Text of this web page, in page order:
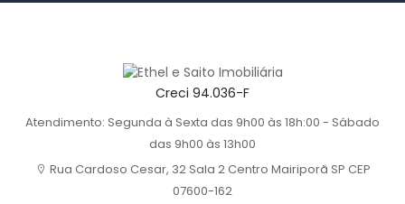
Creci 94.036-F
Atendimento: Segunda à Sexta das 9h00 às 18h:00 - Sábado
das 9h00 às 13h00
Rua Cardoso Cesar, 32 Sala 2 Centro Mairiporã SP CEP
07600-162